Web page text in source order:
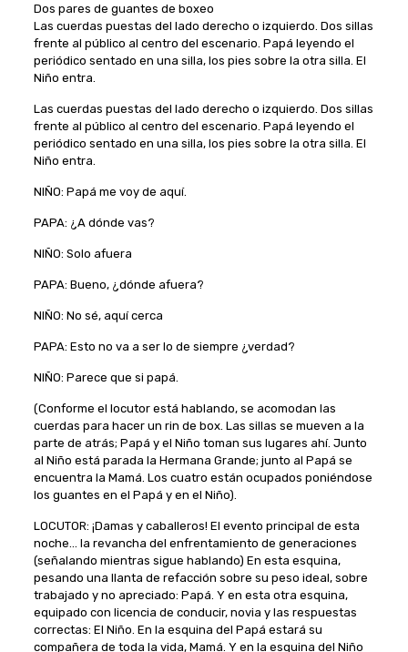
Dos pares de guantes de boxeo
Las cuerdas puestas del lado derecho o izquierdo. Dos sillas
frente al público al centro del escenario. Papá leyendo el
periódico sentado en una silla, los pies sobre la otra silla. El
Niño entra.
Las cuerdas puestas del lado derecho o izquierdo. Dos sillas
frente al público al centro del escenario. Papá leyendo el
periódico sentado en una silla, los pies sobre la otra silla. El
Niño entra.
NIÑO: Papá me voy de aquí.
PAPA: ¿A dónde vas?
NIÑO: Solo afuera
PAPA: Bueno, ¿dónde afuera?
NIÑO: No sé, aquí cerca
PAPA: Esto no va a ser lo de siempre ¿verdad?
NIÑO: Parece que si papá.
(Conforme el locutor está hablando, se acomodan las
cuerdas para hacer un rin de box. Las sillas se mueven a la
parte de atrás; Papá y el Niño toman sus lugares ahí. Junto
al Niño está parada la Hermana Grande; junto al Papá se
encuentra la Mamá. Los cuatro están ocupados poniéndose
los guantes en el Papá y en el Niño).
LOCUTOR: ¡Damas y caballeros! El evento principal de esta
noche… la revancha del enfrentamiento de generaciones
(señalando mientras sigue hablando) En esta esquina,
pesando una llanta de refacción sobre su peso ideal, sobre
trabajado y no apreciado: Papá. Y en esta otra esquina,
equipado con licencia de conducir, novia y las respuestas
correctas: El Niño. En la esquina del Papá estará su
compañera de toda la vida, Mamá. Y en la esquina del Niño